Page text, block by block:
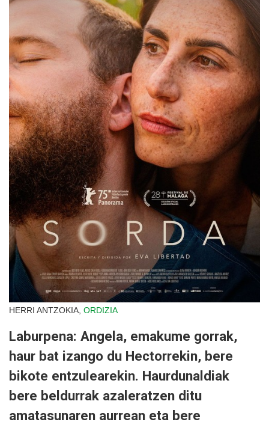
HERRI ANTZOKIA, ORDIZIA
Laburpena: Angela, emakume gorrak,
haur bat izango du Hectorrekin, bere
bikote entzulearekin. Haurdunaldiak
bere beldurrak azaleratzen ditu
amatasunaren aurrean eta bere